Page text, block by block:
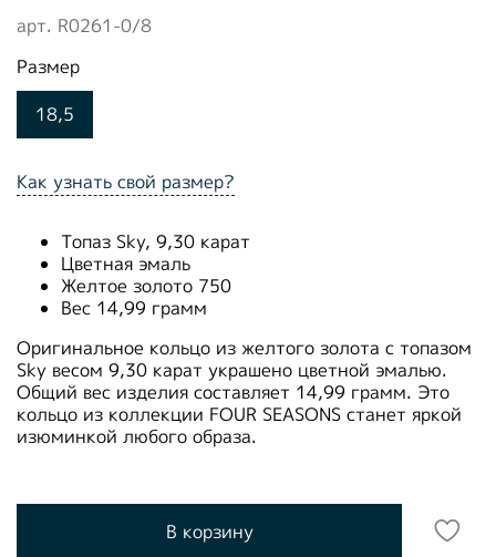
арт. R0261-0/8
Как узнать свой размер?
Размер
18,5
Топаз Sky, 9,30 карат
Цветная эмаль
Желтое золото 750
Вес 14,99 грамм
Оригинальное кольцо из желтого золота с топазом
Sky весом 9,30 карат украшено цветной эмалью.
Общий вес изделия составляет 14,99 грамм. Это
кольцо из коллекции FOUR SEASONS станет яркой
изюминкой любого образа.
В корзину